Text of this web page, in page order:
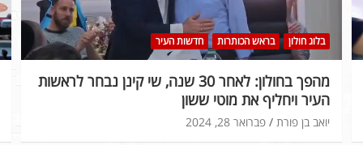
בלוג חולון בראש הכותרות חדשות העיר
מהפך בחולון: לאחר 30 שנה, שי קינן נבחר לראשות
העיר ויחליף את מוטי ששון
פברואר 28, 2024 יואב בן פורת